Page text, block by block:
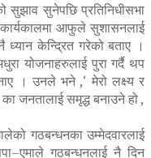
सुझाव सुनेपछि प्रतिनिधीसभा
कार्यकालमा आफुले सुशासनलाई
ध्यान केन्द्रित गरेको बताए ।
योजनाहरुलाई पुरा गर्दै थप
। उनले भने ,‘ मेरो लक्ष्य र
जनतालाई समृद्ध बनाउने हो ,
गठबन्धनका उम्मेदवारलाई
गठबन्धनलाई नै दिन